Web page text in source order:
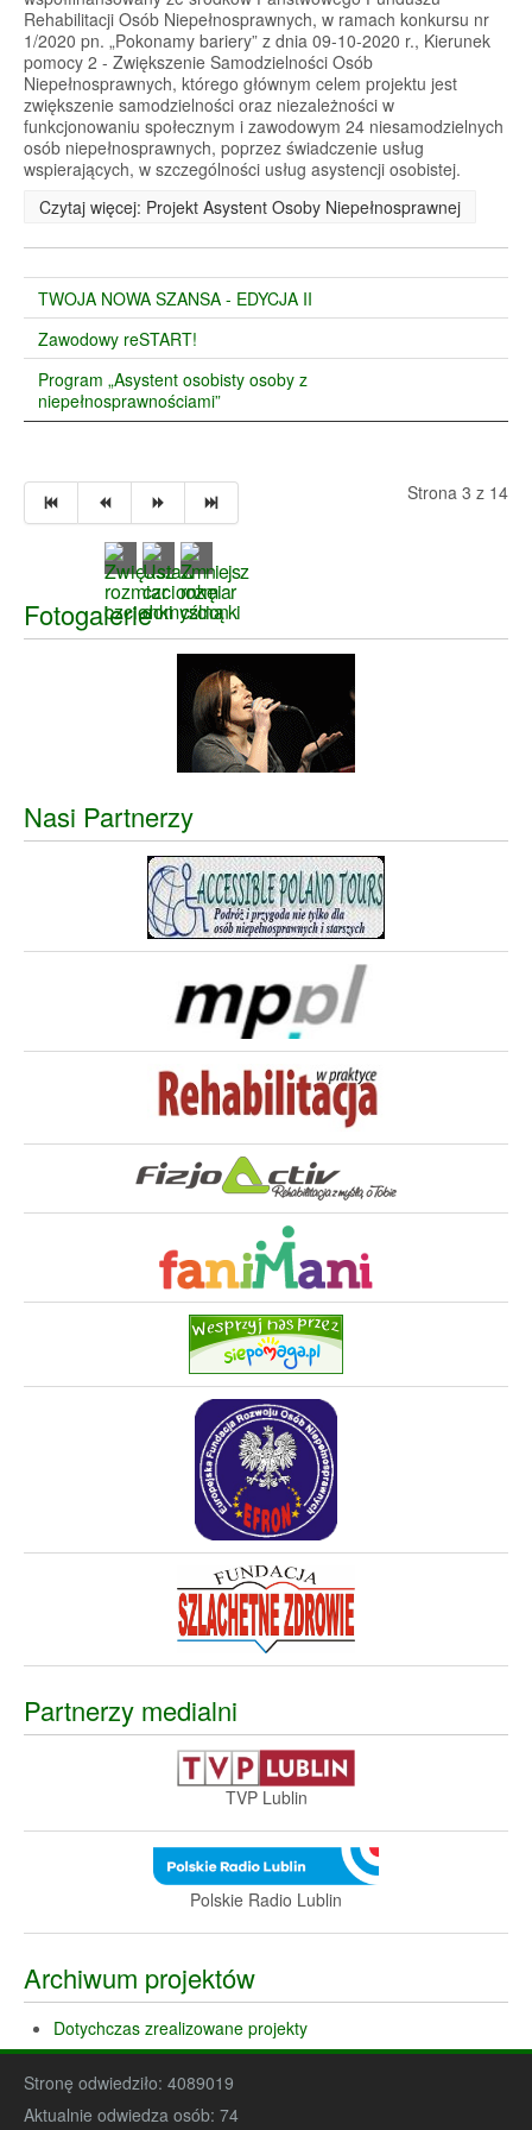
Rehabilitacji Osób Niepełnosprawnych, w ramach konkursu nr
1/2020 pn. „Pokonamy bariery” z dnia 09-10-2020 r., Kierunek
pomocy 2 - Zwiększenie Samodzielności Osób
Niepełnosprawnych, którego głównym celem projektu jest
zwiększenie samodzielności oraz niezależności w
funkcjonowaniu społecznym i zawodowym 24 niesamodzielnych
osób niepełnosprawnych, poprzez świadczenie usług
wspierających, w szczególności usług asystencji osobistej.
Czytaj więcej: Projekt Asystent Osoby Niepełnosprawnej
TWOJA NOWA SZANSA - EDYCJA II
Zawodowy reSTART!
Program „Asystent osobisty osoby z
niepełnosprawnościami”
Strona 3 z 14
Fotogalerie
Nasi Partnerzy
Partnerzy medialni
TVP Lublin
Polskie Radio Lublin
Archiwum projektów
Dotychczas zrealizowane projekty
Stronę odwiedziło: 4089019
Aktualnie odwiedza osób: 74